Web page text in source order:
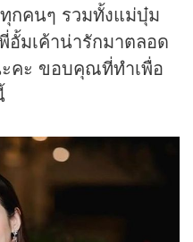
กคนๆ รวมทั้งแม่บุ๋ม
อั้มเค้าน่ารักมาตลอด
คะ ขอบคุณที่ทำเพื่อ